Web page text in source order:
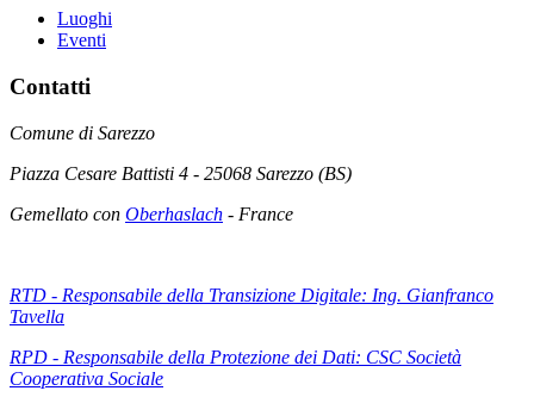
Luoghi
Eventi
Contatti
Comune di Sarezzo
Piazza Cesare Battisti 4 - 25068 Sarezzo (BS)
Gemellato con Oberhaslach - France
RTD - Responsabile della Transizione Digitale: Ing. Gianfranco
Tavella
RPD - Responsabile della Protezione dei Dati: CSC Società
Cooperativa Sociale